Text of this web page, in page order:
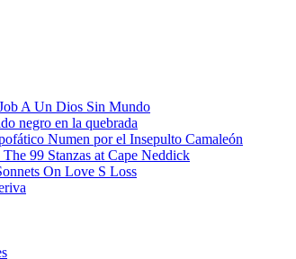
A Un Dios Sin Mundo
negro en la quebrada
Numen por el Insepulto Camaleón
99 Stanzas at Cape Neddick
On Love S Loss